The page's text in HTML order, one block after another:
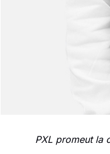
PXL promeut la